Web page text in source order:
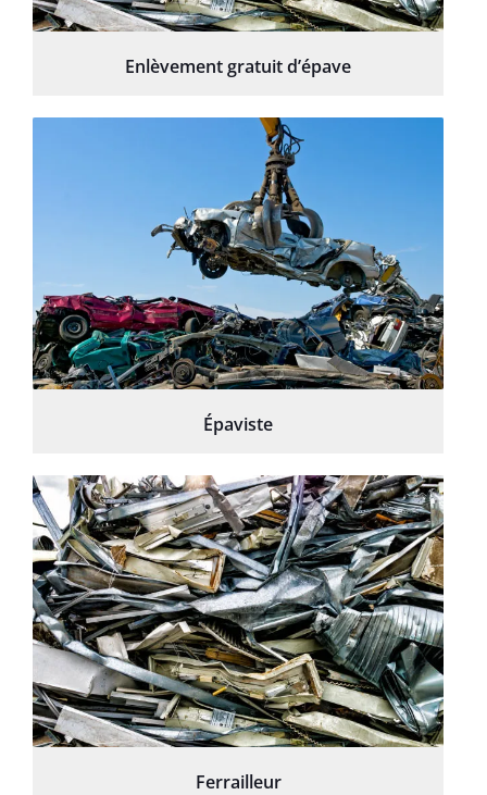
Enlèvement gratuit d’épave
Épaviste
Ferrailleur